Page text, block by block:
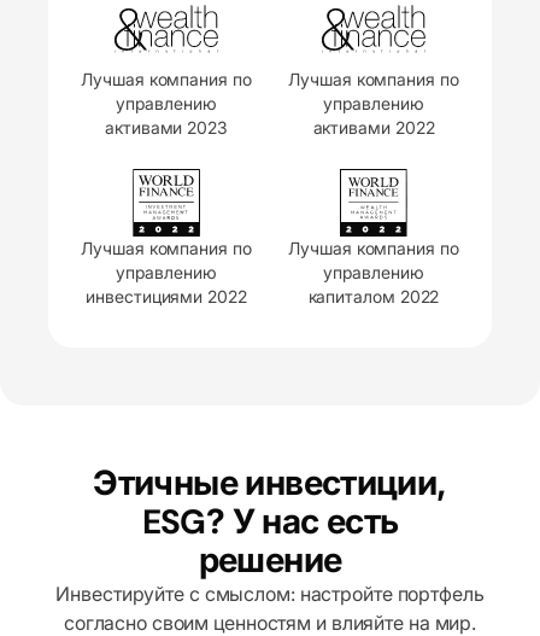
Лучшая компания по
управлению
активами 2023
Лучшая компания по
управлению
активами 2022
Лучшая компания по
управлению
инвестициями 2022
Лучшая компания по
управлению
капиталом 2022
Этичные инвестиции,
ESG? У нас есть
решение
Инвестируйте с смыслом: настройте портфель
согласно своим ценностям и влияйте на мир.